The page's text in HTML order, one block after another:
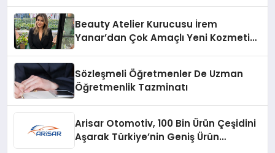
Beauty Atelier Kurucusu İrem
Yanar’dan Çok Amaçlı Yeni Kozmetik
Sözleşmeli Öğretmenler De Uzman
Öğretmenlik Tazminatı
Arisar Otomotiv, 100 Bin Ürün Çeşidini
Aşarak Türkiye’nin Geniş Ürün